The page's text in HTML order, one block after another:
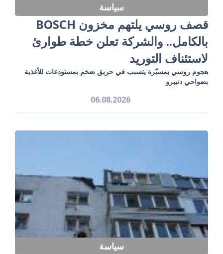
سياسة
قصف روسي يلتهم مخزون BOSCH
بالكامل.. والشركة تعلن خطة طوارئ
لاستئناف التوريد
هجوم روسي بمسيّرة يتسبب في حريق ضخم بمستودعات للأغذية
بضواحي دنيبرو
06.08.2026
سياسة